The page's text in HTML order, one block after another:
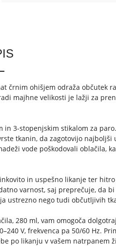
črnim ohišjem odraža občutek
majhne velikosti je lažji za
3-stopenjskim stikalom za
tkanin, da zagotovijo najboljši
vode poškodovali oblačila,
in uspešno likanje ter
varnost, saj preprečuje, da
ustrezno nego tudi občutljivih
280 ml, vam omogoča
V, frekvenca pa 50/60 Hz.
po likanju v vašem natrpanem